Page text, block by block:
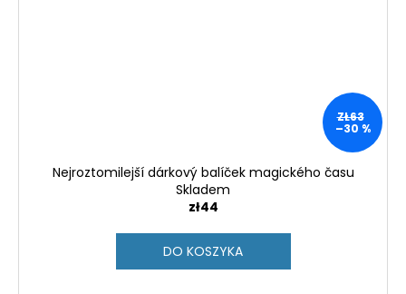
ZŁ63
–30 %
Nejroztomilejší dárkový balíček magického času
Skladem
zł44
DO KOSZYKA